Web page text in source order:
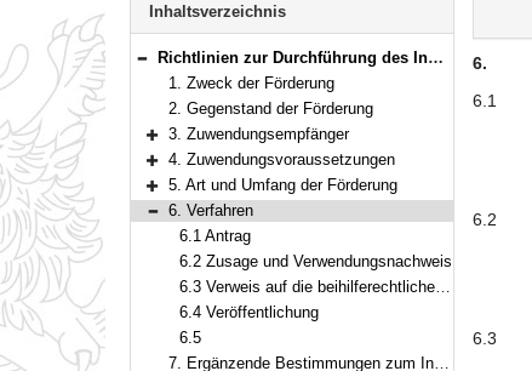
Navigation
Inhaltsverzeichnis
Bereich reduzieren
Richtlinien zur Durchführung des Innovationskredits
1. Zweck der Förderung
2. Gegenstand der Förderung
Bereich erweitern
3. Zuwendungsempfänger
Bereich erweitern
4. Zuwendungsvoraussetzungen
Bereich erweitern
5. Art und Umfang der Förderung
Bereich reduzieren
6. Verfahren
6.1 Antrag
6.2 Zusage und Verwendungsnachweis
6.3 Verweis auf die beihilferechtliche Grundlage
6.4 Veröffentlichung
6.5
7. Ergänzende Bestimmungen zum Innovationskredit
6.
6.1
6.2
6.3